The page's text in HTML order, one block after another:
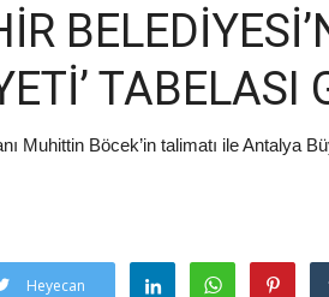
TABELASI
Muhittin Böcek’in talimatı ile Antalya
Heyecan